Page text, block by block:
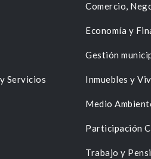
Comercio,
Economía y
Gestión
Servicios
Inmuebles y
Medio
Participación
Trabajo y